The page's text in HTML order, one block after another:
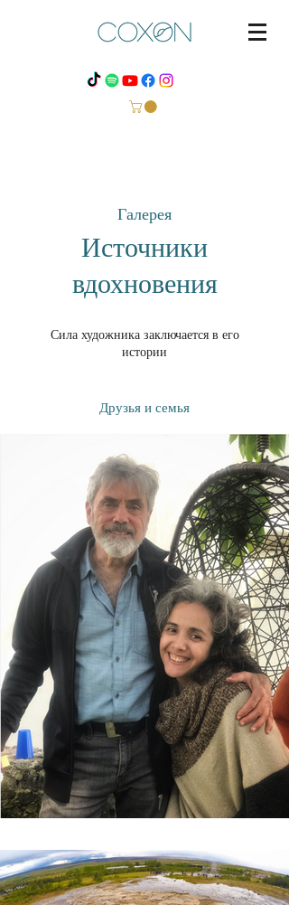
Галерея
Источники
вдохновения
Сила художника заключается в его
истории
Друзья и семья